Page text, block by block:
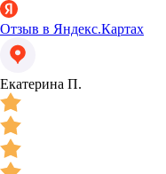
Отзыв в Яндекс.Картах
Екатерина П.